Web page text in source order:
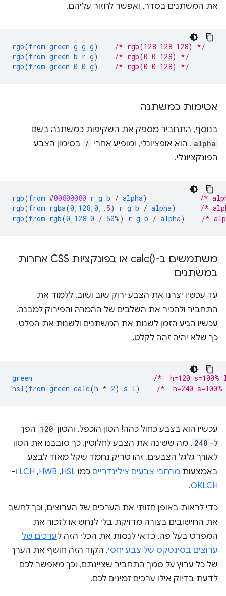
את המשתנים בסדר, ואפשר לחזור עליהם.
rgb(from green g g g)
/* rgb(128 128 128) */
rgb(from green b r g)
/* rgb(0 0 128) */
rgb(from green 0 0 g) /* rgb(0 0 128) */
אטימות כמשתנה
בנוסף, התחביר מספק את השקיפות כמשתנה בשם
alpha . הוא אופציונלי, ומופיע אחרי / בסימון הצבע
הפונקציונלי.
rgb(from #00800080 r g b / alpha)
/*
rgb(from rgba(0, 128, 0, . 5) r g b / alpha)
/*
rgb(from rgb(0 128 0 / 50%) r g b / alpha) /*
משתמשים ב-calc(
)‎ או בפונקציות CSS אחרות
במשתנים
עד עכשיו יצרנו את הצבע ירוק שוב ושוב. ללמוד את
התחביר ולהכיר את השלבים של ההמרה והפירוק למבנה.
עכשיו הגיע הזמן לשנות את המשתנים ולשנות את הפלט
כך שלא יהיה זהה לקלט.
green
/*  h=120
hsl (from green calc(h * 2) s l ) /*  h=240
עכשיו הוא בצבע כחול כהה! הטון הוכפל, והטון 120 הפך
ל- 240 , מה ששינה את הצבע לחלוטין. כך סובבנו את הטון
לאורך גלגל הצבעים. זהו טריק נחמד שקל מאוד לבצע
באמצעות מרחבי צבעים צילינדריים כמו HSL
,‏
HWB
,‏
LCH ו-
OKLCH
.
כדי לראות באופן חזותי את הערכים של הערוצים, וכך לחשב
את החישובים בצורה מדויקת בלי לנחש או לזכור את
המפרט בעל פה, כדאי לנסות את הכלי הזה לערכים של
ערוצים בסינטקס של צבע יחסי. הקוד הזה חושף את הערך
של כל ערוץ על סמך התחביר שציינתם, וכך מאפשר לכם
לדעת בדיוק אילו ערכים זמינים לכם.